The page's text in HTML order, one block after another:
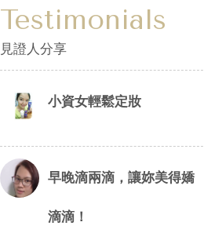
Testimonials
見證人分享
小資女輕鬆定妝
早晚滴兩滴，讓妳美得嬌
滴滴！